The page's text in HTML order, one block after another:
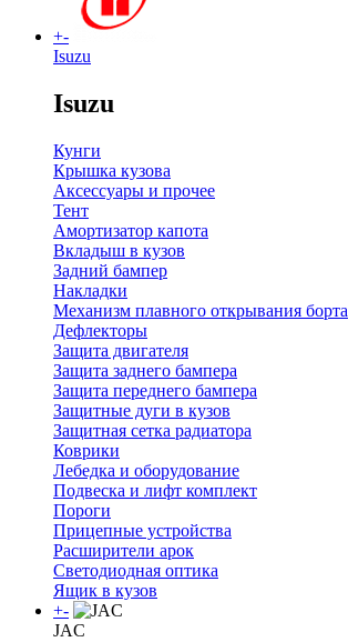
+-
Isuzu
Isuzu
Кунги
Крышка кузова
Аксессуары и прочее
Тент
Амортизатор капота
Вкладыш в кузов
Задний бампер
Накладки
Механизм плавного открывания борта
Дефлекторы
Защита двигателя
Защита заднего бампера
Защита переднего бампера
Защитные дуги в кузов
Защитная сетка радиатора
Коврики
Лебедка и оборудование
Подвеска и лифт комплект
Пороги
Прицепные устройства
Расширители арок
Светодиодная оптика
Ящик в кузов
+-
JAC